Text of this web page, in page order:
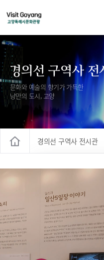
경의선 구역사 전
문화와 예술의 향기가 가득한
낭만의 도시, 고양
경의선 구역사 전시관
중남미문화원
사이버 전시공간